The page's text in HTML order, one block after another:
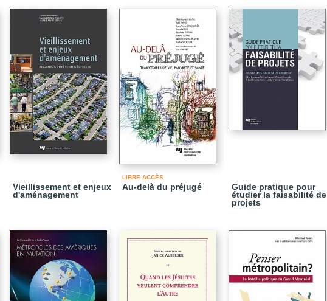
Vieillissement et enjeux
d'aménagement
LIBRE ACCÈS
Au-delà du préjugé
Guide pratique pour
étudier la faisabilité de
projets